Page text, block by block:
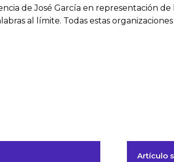
de José García en representación
al límite. Todas estas
Artículo